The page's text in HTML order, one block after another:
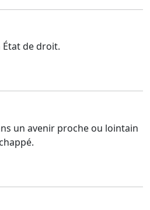
État de droit.
un avenir proche ou lointain